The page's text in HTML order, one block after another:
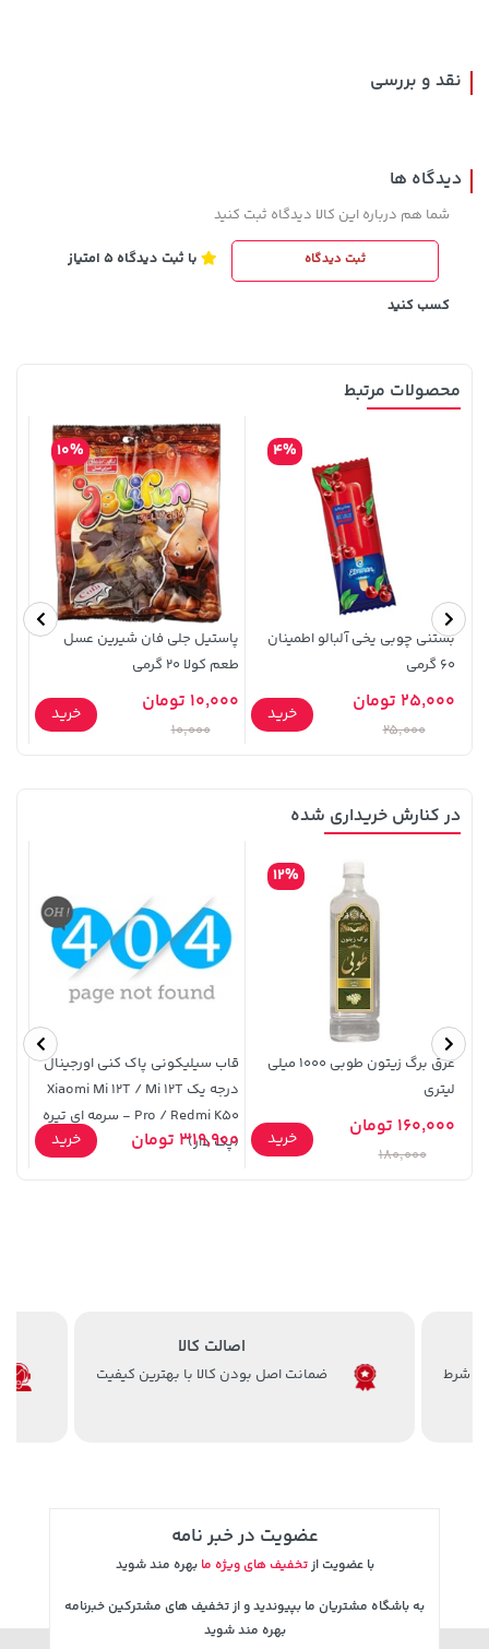
27,580,000 تومان خرید
141,000 تومان
165,900
خرید
119,900 تومان خرید 27,780,000 تومان خرید
نقد و بررسی
دیدگاه ها
شما هم درباره این کالا دیدگاه ثبت کنید
ثبت دیدگاه با ثبت دیدگاه 5 امتیاز
کسب کنید
محصولات مرتبط
بستنی چوبی یخی آلبالو اطمینان
60 گرمی
4%
25,000 تومان
25,000
خرید
پاستیل جلی فان شیرین عسل
طعم کولا 20 گرمی
10%
10,000 تومان
10,000
خرید
در کنارش خریداری شده
عرق برگ زیتون طوبی 1000 میلی
لیتری
12%
160,000 تومان
180,000
خرید
قاب سیلیکونی پاک کنی اورجینال
درجه یک Xiaomi Mi 12T / Mi 12T
Pro / Redmi K50 - سرمه ای تیره
(پک دار)
319,900 تومان خرید
اصالت کالا
ضمانت اصل بودن کالا با بهترین کیفیت
عضویت در خبر نامه
با عضویت ازتخفیف های ویژه ما بهره مند شوید
به باشگاه مشتریان ما بپیوندید و از تخفیف های مشترکین خبرنامه
بهره مند شوید